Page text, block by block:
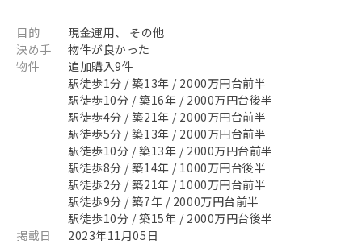
目的
現金運用、 その他
決め手
物件が良かった
物件
追加購入9件
駅徒歩1分 / 築13年 / 2000万円台前半
駅徒歩10分 / 築16年 / 2000万円台後半
駅徒歩4分 / 築21年 / 2000万円台前半
駅徒歩5分 / 築13年 / 2000万円台前半
駅徒歩10分 / 築13年 / 2000万円台前半
駅徒歩8分 / 築14年 / 1000万円台後半
駅徒歩2分 / 築21年 / 1000万円台前半
駅徒歩9分 / 築7年 / 2000万円台前半
駅徒歩10分 / 築15年 / 2000万円台後半
掲載日
2023年11月05日